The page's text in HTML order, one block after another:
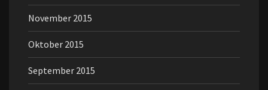
November 2015
Oktober 2015
September 2015